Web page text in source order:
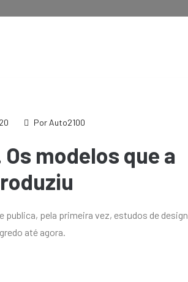
Por Auto2100
modelos que a
publica, pela primeira vez, estudos de
até agora.